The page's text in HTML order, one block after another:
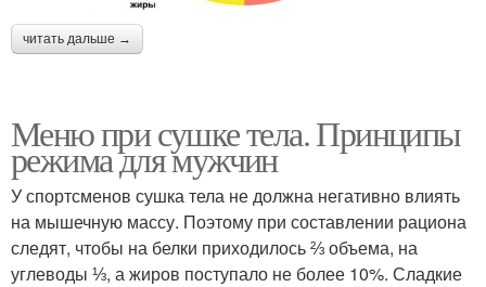
читать дальше →
Меню при сушке тела. Принципы
режима для мужчин
У спортсменов сушка тела не должна негативно влиять
на мышечную массу. Поэтому при составлении рациона
следят, чтобы на белки приходилось ⅔ объема, на
углеводы ⅓, а жиров поступало не более 10%. Сладкие